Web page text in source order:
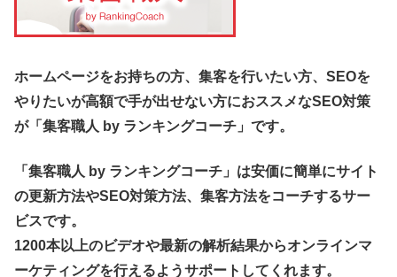
ホームページをお持ちの方、集客を行いたい方、SEOを
やりたいが高額で手が出せない方におススメなSEO対策
が「集客職人 by ランキングコーチ」です。
「集客職人 by ランキングコーチ」は安価に簡単にサイト
の更新方法やSEO対策方法、集客方法をコーチするサー
ビスです。
1200本以上のビデオや最新の解析結果からオンラインマ
ーケティングを行えるようサポートしてくれます。